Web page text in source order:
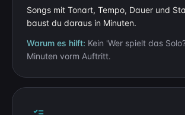
Songs mit Tonart, Tempo, Dauer und
baust du daraus in Minuten.
Warum es hilft: Kein 'Wer spielt das
Minuten vorm Auftritt.